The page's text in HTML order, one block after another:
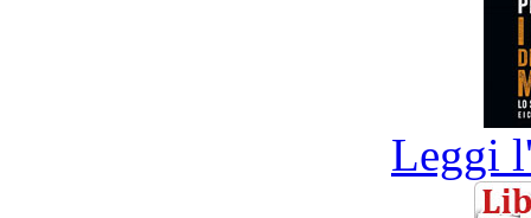
Leggi